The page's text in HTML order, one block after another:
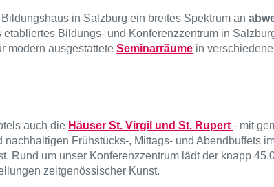
in Salzburg ein breites Spektrum an
Bildungs- und Konferenzzentrum in
modern ausgestattete Seminarräume in
auch die Häuser St. Virgil und St. Rupert - mit
nachhaltigen Frühstücks-, Mittags- und Abendbuffets
Rund um unser Konferenzzentrum lädt der knapp
zeitgenössischer Kunst.